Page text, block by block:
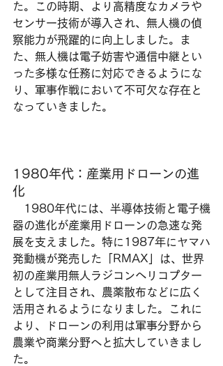
た。この時期、より高精度なカメラや
センサー技術が導入され、無人機の偵
察能力が飛躍的に向上しました。ま
た、無人機は電子妨害や通信中継とい
った多様な任務に対応できるようにな
り、軍事作戦において不可欠な存在と
なっていきました。
1980年代：産業用ドローンの進
化
1980年代には、半導体技術と電子機
器の進化が産業用ドローンの急速な発
展を支えました。特に1987年にヤマハ
発動機が発売した「RMAX」は、世界
初の産業用無人ラジコンヘリコプター
として注目され、農薬散布などに広く
活用されるようになりました。これに
より、ドローンの利用は軍事分野から
農業や商業分野へと拡大していきまし
た。